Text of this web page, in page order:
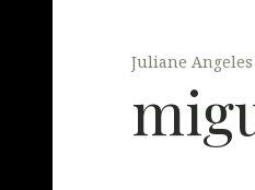
Juliane Angeles